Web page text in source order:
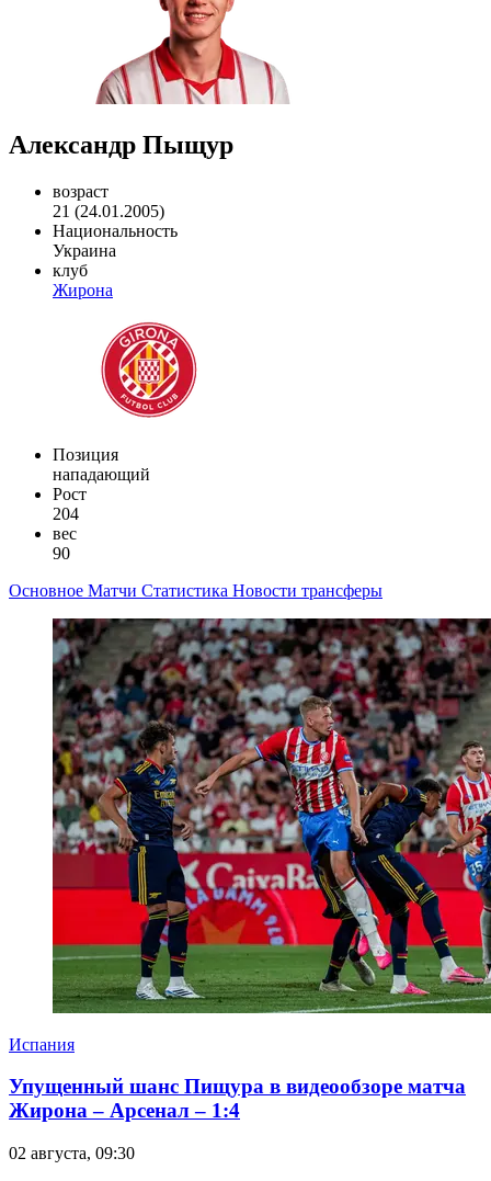
Александр Пыщур
возраст
21 (24.01.2005)
Национальность
Украина
клуб
Жирона
Позиция
нападающий
Рост
204
вес
90
Основное Матчи Статистика Новости трансферы
Испания
Упущенный шанс Пищура в видеообзоре матча
Жирона – Арсенал – 1:4
02 августа, 09:30